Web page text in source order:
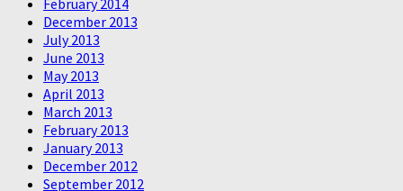
February 2014
December 2013
July 2013
June 2013
May 2013
April 2013
March 2013
February 2013
January 2013
December 2012
September 2012